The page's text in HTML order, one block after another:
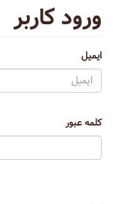
ورود کاربر
ایمیل
کلمه عبور